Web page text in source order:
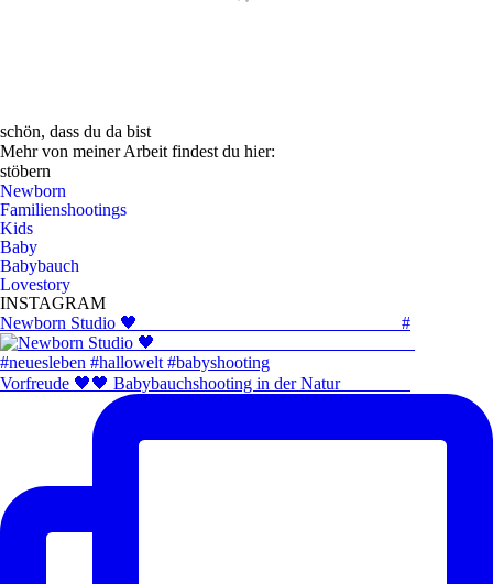
schön, dass du da bist
Mehr von meiner Arbeit findest du hier:
stöbern
Newborn
Familienshootings
Kids
Baby
Babybauch
Lovestory
INSTAGRAM
Newborn Studio 🖤 _____________________________ #
Vorfreude 🖤🖤 Babybauchshooting in der Natur ⠀⠀⠀⠀⠀